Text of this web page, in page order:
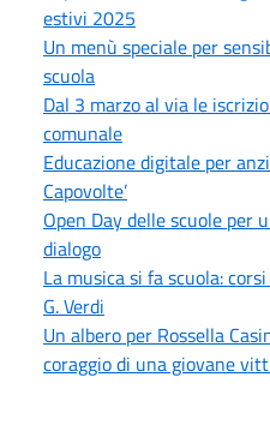
estivi 2025
Un menù speciale per
scuola
Dal 3 marzo al via le
comunale
Educazione digitale per
Capovolte’
Open Day delle scuole
dialogo
La musica si fa scuola:
G. Verdi
Un albero per Rossella
coraggio di una giovane